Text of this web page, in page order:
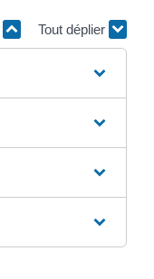
Tout déplier